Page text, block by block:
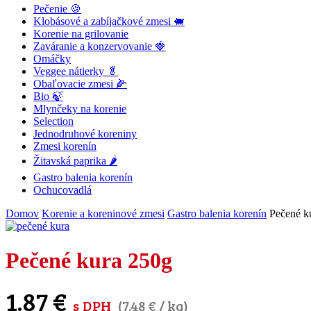
Pečenie 🍪
Klobásové a zabíjačkové zmesi 🐖
Korenie na grilovanie
Zaváranie a konzervovanie 🍓
Omáčky
Veggee nátierky 🥬
Obaľovacie zmesi 🌽
Bio 🍃
Mlynčeky na korenie
Selection
Jednodruhové koreniny
Zmesi korenín
Žitavská paprika 🌶
Gastro balenia korenín
Ochucovadlá
Domov Korenie a koreninové zmesi Gastro balenia korenín Pečené
Pečené kura 250g
1.87€ s DPH (7.48€ / kg)